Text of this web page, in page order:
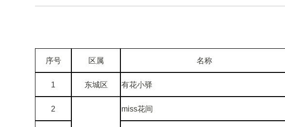
序号 区属 名称
1 东城区 有花小驿
2 miss花间